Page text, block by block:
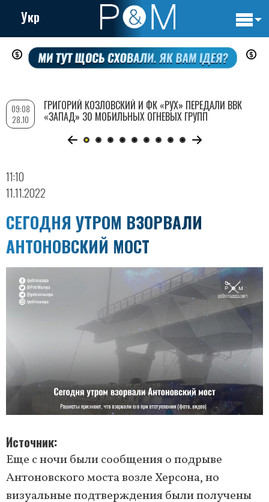
Перейти
содержанию
Укр
11:10
11.11.2022
СЕГОДНЯ УТРОМ ВЗОРВАЛИ
АНТОНОВСКИЙ МОСТ
Источник
Еще с ночи были сообщения о подрыве
Антоновского моста возле Херсона, но
визуальные подтверждения были получены
09:08
28.10
ГРИГОРИЙ КОЗЛОВСКИЙ И ФК «РУХ» ПЕРЕДАЛИ ВВК
«ЗАПАД» 30 МОБИЛЬНЫХ ОГНЕВЫХ ГРУПП